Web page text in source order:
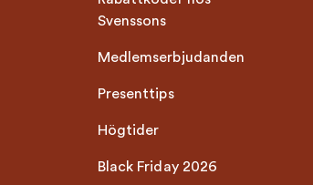
Svenssons
Medlemserbjudanden
Presenttips
Högtider
Black Friday 2026